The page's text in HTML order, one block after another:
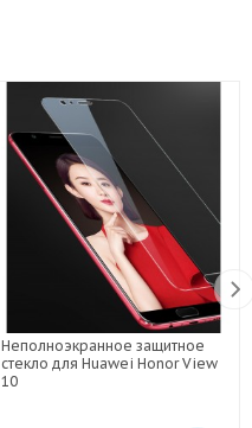
Неполноэкранное защитное
стекло для Huawei Honor View
10